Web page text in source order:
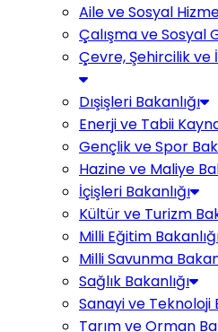
Aile ve Sosyal
Çalışma ve Sosyal
Çevre, Şehircilik ve
Dışişleri Bakanlığı
Enerji ve Tabii
Gençlik ve Spor
Hazine ve Maliye
İçişleri Bakanlığı
Kültür ve Turizm
Milli Eğitim
Milli Savunma
Sağlık Bakanlığı
Sanayi ve Teknoloji
Tarım ve Orman